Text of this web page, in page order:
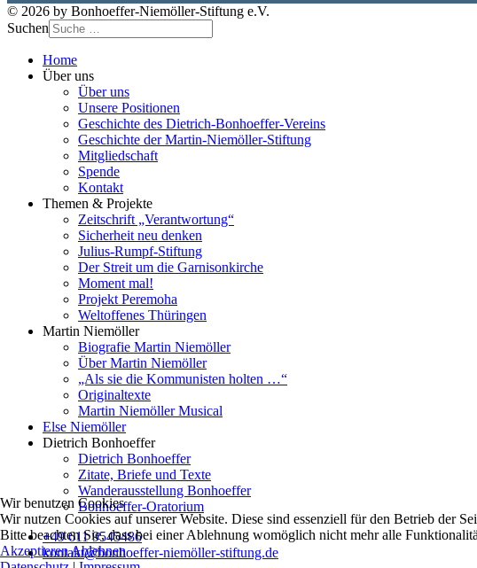
© 2026 by Bonhoeffer-Niemöller-Stiftung e.V.
Suchen
Home
Über uns
Über uns
Unsere Positionen
Geschichte des Dietrich-Bonhoeffer-Vereins
Geschichte der Martin-Niemöller-Stiftung
Mitgliedschaft
Spende
Kontakt
Themen & Projekte
Zeitschrift „Verantwortung“
Sicherheit neu denken
Julius-Rumpf-Stiftung
Der Streit um die Garnisonkirche
Moment mal!
Projekt Peremoha
Weltoffenes Thüringen
Martin Niemöller
Biografie Martin Niemöller
Über Martin Niemöller
„Als sie die Kommunisten holten …“
Originaltexte
Martin Niemöller Musical
Else Niemöller
Dietrich Bonhoeffer
Dietrich Bonhoeffer
Zitate, Briefe und Texte
Wanderausstellung Bonhoeffer
Bonhoeffer-Oratorium
+49 611 9545486
kontakt@bonhoeffer-niemöller-stiftung.de
Wir benutzen Cookies
Wir nutzen Cookies auf unserer Website. Diese sind essenziell für den Betrieb der
Bitte beachten Sie, dass bei einer Ablehnung womöglich nicht mehr alle
AkzeptierenAblehnen